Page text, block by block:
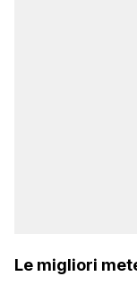
Le migliori